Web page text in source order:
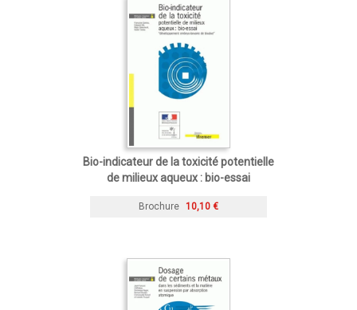
Bio-indicateur de la toxicité potentielle
de milieux aqueux : bio-essai
Brochure 10,10 €